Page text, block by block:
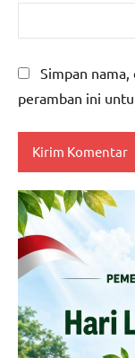
Simpan nama,
peramban ini